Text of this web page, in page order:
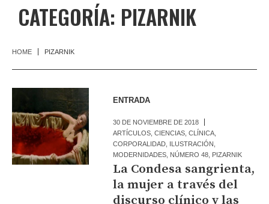
CATEGORÍA: PIZARNIK
HOME PIZARNIK
ENTRADA
30 DE NOVIEMBRE DE 2018
ARTÍCULOS ,CIENCIAS ,CLÍNICA
CORPORALIDAD ILUSTRACIÓN
MODERNIDADES NÚMERO 48 PIZARNIK
La Condesa sangrienta,
la mujer a través del
discurso clínico y las